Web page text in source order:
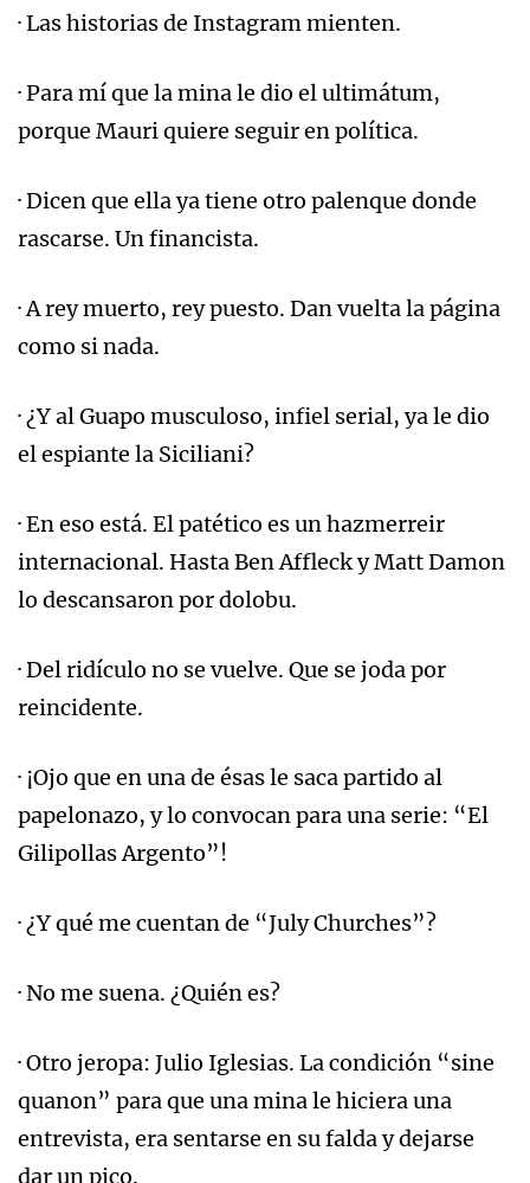
· Las historias de Instagram mienten.
· Para mí que la mina le dio el ultimátum,
porque Mauri quiere seguir en política.
· Dicen que ella ya tiene otro palenque donde
rascarse. Un financista.
· A rey muerto, rey puesto. Dan vuelta la página
como si nada.
· ¿Y al Guapo musculoso, infiel serial, ya le dio
el espiante la Siciliani?
· En eso está. El patético es un hazmerreir
internacional. Hasta Ben Affleck y Matt Damon
lo descansaron por dolobu.
· Del ridículo no se vuelve. Que se joda por
reincidente.
· ¡Ojo que en una de ésas le saca partido al
papelonazo, y lo convocan para una serie: “El
Gilipollas Argento”!
· ¿Y qué me cuentan de “July Churches”?
· No me suena. ¿Quién es?
· Otro jeropa: Julio Iglesias. La condición “sine
quanon” para que una mina le hiciera una
entrevista, era sentarse en su falda y dejarse
dar un pico.